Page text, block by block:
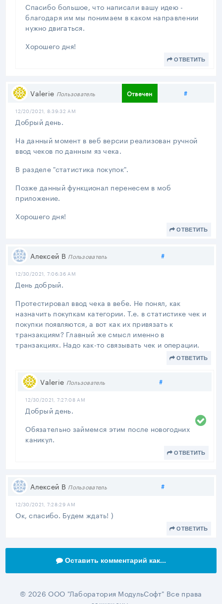
Спасибо большое, что написали вашу идею -
благодаря им мы понимаем в каком направлении
нужно двигаться.
Хорошего дня!
ОТВЕТИТЬ
Valerie Пользователь Отвечен #
12/20/2021, 8:39:32 AM
Добрый день.
На данный момент в веб версии реализован ручной
ввод чеков по данным яз чека.
В разделе "статистика покупок".
Позже данный функционал перенесем в моб
приложение.
Хорошего дня!
ОТВЕТИТЬ
Алексей В Пользователь #Поделиться
12/30/2021, 7:06:36 AM
День добрый.
Протестировал ввод чека в вебе. Не понял, как
назначить покупкам категории. Т.е. в статистике чек и
покупки появляются, а вот как их привязать к
транзакциям? Главный же смысл именно в
транзакциях. Надо как-то связывать чек и операции.
ОТВЕТИТЬ
Valerie Пользователь #Поделиться
12/30/2021, 7:27:08 AM
Добрый день.
Обязательно займемся этим после новогодних
каникул.
ОТВЕТИТЬ
Алексей В Пользователь #Поделиться
12/30/2021, 7:28:29 AM
Ок, спасибо. Будем ждать! )
ОТВЕТИТЬ
Оставить комментарий как...
© 2026 ООО "Лаборатория МодульСофт" Все права